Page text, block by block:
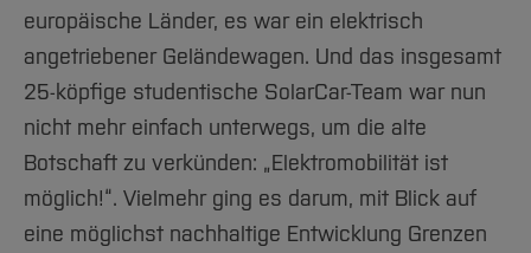
europäische Länder, es war ein elektrisch
angetriebener Geländewagen. Und das insgesamt
25-köpfige studentische SolarCar-Team war nun
nicht mehr einfach unterwegs, um die alte
Botschaft zu verkünden: „Elektromobilität ist
möglich!“. Vielmehr ging es darum, mit Blick auf
eine möglichst nachhaltige Entwicklung Grenzen